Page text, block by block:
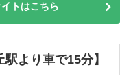
トはこちら
より車で15分】